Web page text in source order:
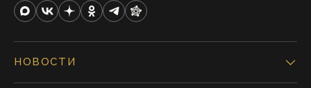
НОВОСТИ